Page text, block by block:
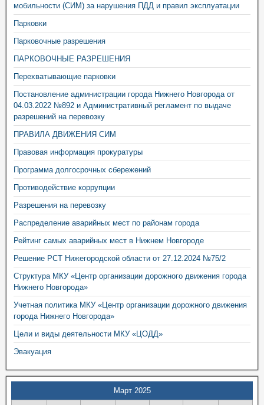
мобильности (СИМ) за нарушения ПДД и правил эксплуатации
Парковки
Парковочные разрешения
ПАРКОВОЧНЫЕ РАЗРЕШЕНИЯ
Перехватывающие парковки
Постановление администрации города Нижнего Новгорода от
04.03.2022 №892 и Административный регламент по выдаче
разрешений на перевозку
ПРАВИЛА ДВИЖЕНИЯ СИМ
Правовая информация прокуратуры
Программа долгосрочных сбережений
Противодействие коррупции
Разрешения на перевозку
Распределение аварийных мест по районам города
Рейтинг самых аварийных мест в Нижнем Новгороде
Решение РСТ Нижегородской области от 27.12.2024 №75/2
Структура МКУ «Центр организации дорожного движения города
Нижнего Новгорода»
Учетная политика МКУ «Центр организации дорожного движения
города Нижнего Новгорода»
Цели и виды деятельности МКУ «ЦОДД»
Эвакуация
Март 2025